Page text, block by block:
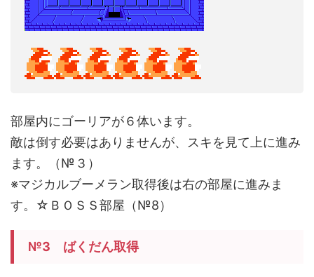
部屋内にゴーリアが６体います。
敵は倒す必要はありませんが、スキを見て上に進み
ます。（№３）
※マジカルブーメラン取得後は右の部屋に進みま
す。☆ＢＯＳＳ部屋（№8）
№3 ばくだん取得